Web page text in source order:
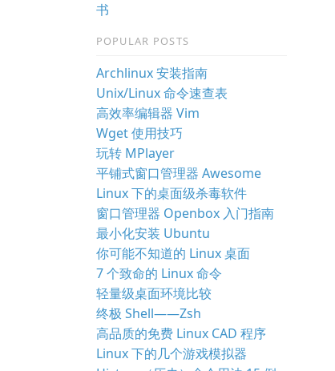
书
POPULAR POSTS
Archlinux 安装指南
Unix/Linux 命令速查表
高效率编辑器 Vim
Wget 使用技巧
玩转 MPlayer
平铺式窗口管理器 Awesome
Linux 下的桌面级杀毒软件
窗口管理器 Openbox 入门指南
最小化安装 Ubuntu
你可能不知道的 Linux 桌面
7 个致命的 Linux 命令
轻量级桌面环境比较
终极 Shell——Zsh
高品质的免费 Linux CAD 程序
Linux 下的几个游戏模拟器